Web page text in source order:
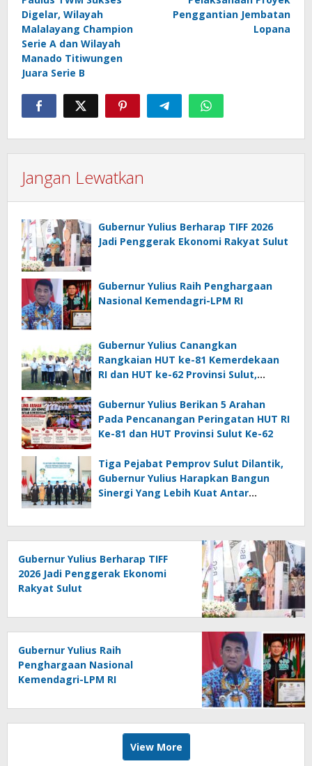
Digelar, Wilayah
Malalayang Champion
Serie A dan Wilayah
Manado Titiwungen
Juara Serie B
Penggantian Jembatan
Lopana
Jangan Lewatkan
Gubernur Yulius Berharap TIFF 2026
Jadi Penggerak Ekonomi Rakyat Sulut
Gubernur Yulius Raih Penghargaan
Nasional Kemendagri-LPM RI
Gubernur Yulius Canangkan
Rangkaian HUT ke-81 Kemerdekaan
RI dan HUT ke-62 Provinsi Sulut,
Gubernur Yulius Berikan 5 Arahan
Pada Pencanangan Peringatan HUT RI
Ke-81 dan HUT Provinsi Sulut Ke-62
Tiga Pejabat Pemprov Sulut Dilantik,
Gubernur Yulius Harapkan Bangun
Sinergi Yang Lebih Kuat Antar
Gubernur Yulius Berharap TIFF
2026 Jadi Penggerak Ekonomi
Rakyat Sulut
Gubernur Yulius Raih
Penghargaan Nasional
Kemendagri-LPM RI
View More